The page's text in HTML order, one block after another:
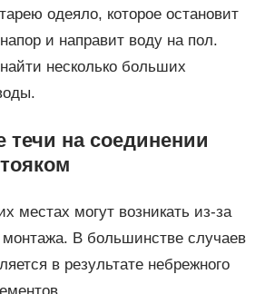
одеяло, которое остановит
и направит воду на пол.
несколько больших
течи на соединении
местах могут возникать из-за
монтажа. В большинстве случаев
в результате небрежного